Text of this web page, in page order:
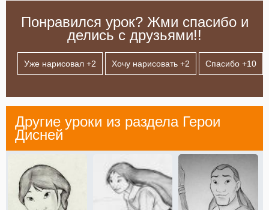
Понравился урок? Жми спасибо и
делись с друзьями!!
Уже нарисовал +2 Хочу нарисовать +2 Спасибо +10
Другие уроки из раздела Герои
Дисней